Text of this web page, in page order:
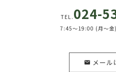
TEL. 024-
7:45～19:00 (月～
メール